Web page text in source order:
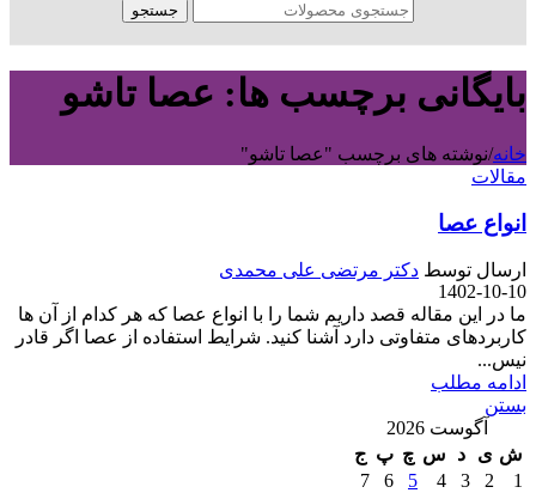
جستجو
بایگانی برچسب ها: عصا تاشو
خانه/نوشته های برچسب "عصا تاشو"
مقالات
انواع عصا
ارسال توسط دکتر مرتضی علی محمدی
1402-10-10
ما در این مقاله قصد داریم شما را با انواع عصا که هر کدام از آن ها
کاربردهای متفاوتی دارد آشنا کنید. شرایط استفاده از عصا اگر قادر
نیس...
ادامه مطلب
بستن
آگوست 2026
ش ی د س چ پ ج
1
2
3
4
5
6
7